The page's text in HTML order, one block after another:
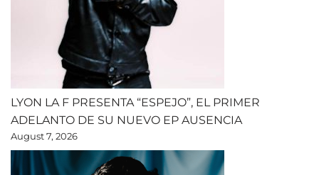
LYON LA F PRESENTA “ESPEJO”, EL PRIMER
ADELANTO DE SU NUEVO EP AUSENCIA
August 7, 2026